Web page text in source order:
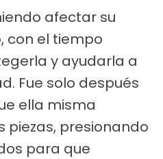
afectar su
con el tiempo
y ayudarla a
Fue solo después
ella misma
piezas, presionando
para que